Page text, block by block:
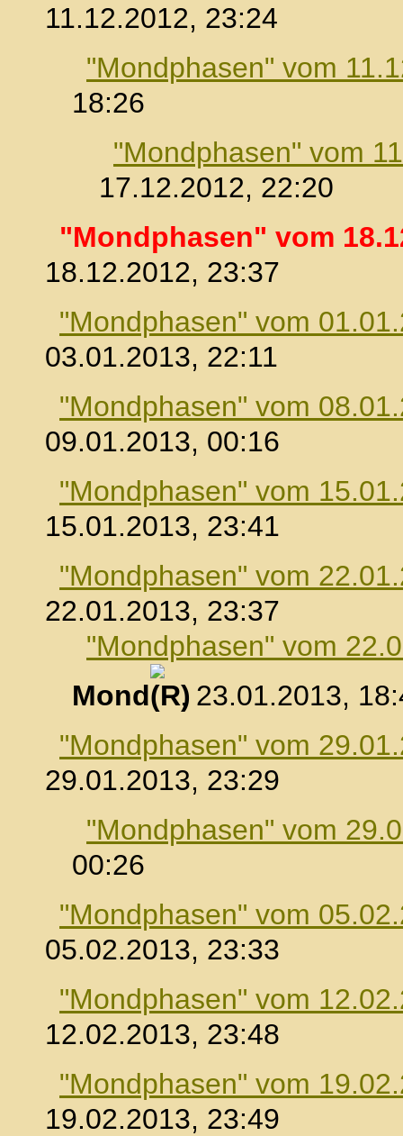
11.12.2012, 23:24
"Mondphasen" vom
18:26
"Mondphasen" vom
17.12.2012, 22:20
"Mondphasen" vom
18.12.2012, 23:37
"Mondphasen" vom
03.01.2013, 22:11
"Mondphasen" vom
09.01.2013, 00:16
"Mondphasen" vom
15.01.2013, 23:41
"Mondphasen" vom
22.01.2013, 23:37
"Mondphasen" vom
Mond
, 23.01.2013,
"Mondphasen" vom
29.01.2013, 23:29
"Mondphasen" vom
00:26
"Mondphasen" vom
05.02.2013, 23:33
"Mondphasen" vom
12.02.2013, 23:48
"Mondphasen" vom
19.02.2013, 23:49